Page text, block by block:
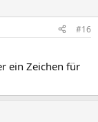
#16
ein Zeichen für